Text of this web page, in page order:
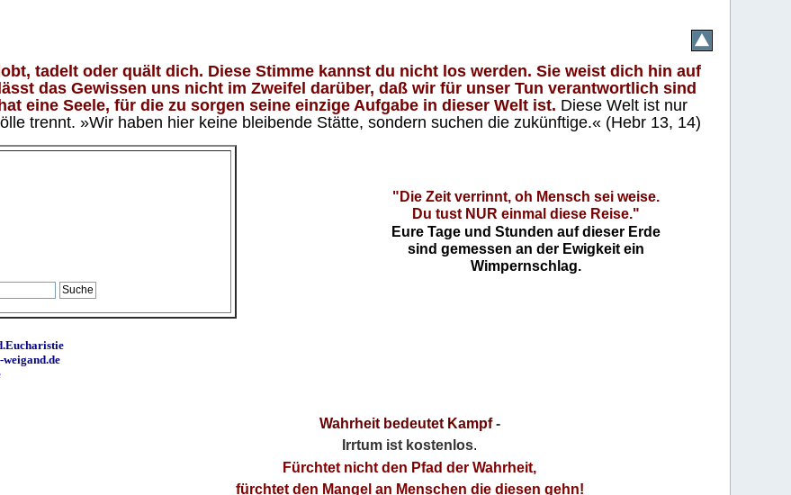
tadelt oder quält dich. Diese Stimme kannst du nicht los werden. Sie weist dich hin auf
das Gewissen uns nicht im Zweifel darüber, daß wir für unser Tun verantwortlich sind
eine Seele, für die zu sorgen seine einzige Aufgabe in dieser Welt ist. Diese Welt ist nur
trennt. »Wir haben hier keine bleibende Stätte, sondern suchen die zukünftige.« (Hebr 13, 14)
"Die Zeit verrinnt, oh Mensch sei weise.
Du tust NUR einmal diese Reise."
Eure Tage und Stunden auf dieser Erde
sind gemessen an der Ewigkeit ein
Wimpernschlag.
Wahrheit bedeutet Kampf-
Irrtum ist kostenlos.
Fürchtet nicht den Pfad der Wahrheit,
fürchtet den Mangel an Menschen die diesen gehn!